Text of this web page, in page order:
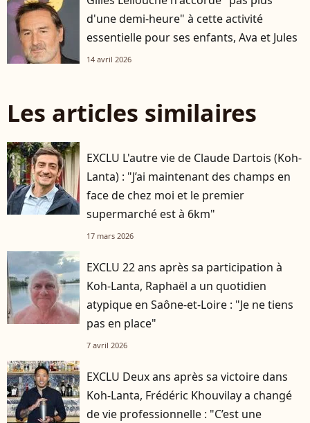
d'une demi-heure" à cette activité
essentielle pour ses enfants, Ava et Jules
14 avril 2026
Les articles similaires
EXCLU L'autre vie de Claude Dartois (Koh-
Lanta) : "J’ai maintenant des champs en
face de chez moi et le premier
supermarché est à 6km"
17 mars 2026
EXCLU 22 ans après sa participation à
Koh-Lanta, Raphaël a un quotidien
atypique en Saône-et-Loire : "Je ne tiens
pas en place"
7 avril 2026
EXCLU Deux ans après sa victoire dans
Koh-Lanta, Frédéric Khouvilay a changé
de vie professionnelle : "C’est une